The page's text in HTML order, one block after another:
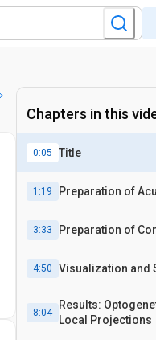
Chapters in this
0:05 Title
1:19 Preparation of
3:33 Preparation of
4:50 Visualization and
8:04
Results:
Local Projections